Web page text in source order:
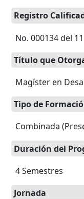
Registro
No. 000134 del
Título que
Magíster en
Tipo de
Combinada
Duración del
4 Semestres
Jornada